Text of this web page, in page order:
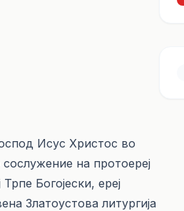
Исус Христос во
на протоереј
Богојески, ереј
Златоустова литургија